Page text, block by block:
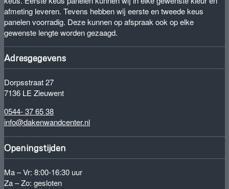
afmeting leveren. Tevens hebben wij eerste en tweede keus
panelen voorradig. Deze kunnen op afspraak ook op elke
gewenste lengte worden gezaagd.
Adresgegevens
Dorpsstraat 27
7136 LE Zieuwent
0544- 37 65 38
info@dakenwandcenter.nl
Openingstijden
Ma – Vr: 8:00-16:30 uur
Za – Zo: gesloten